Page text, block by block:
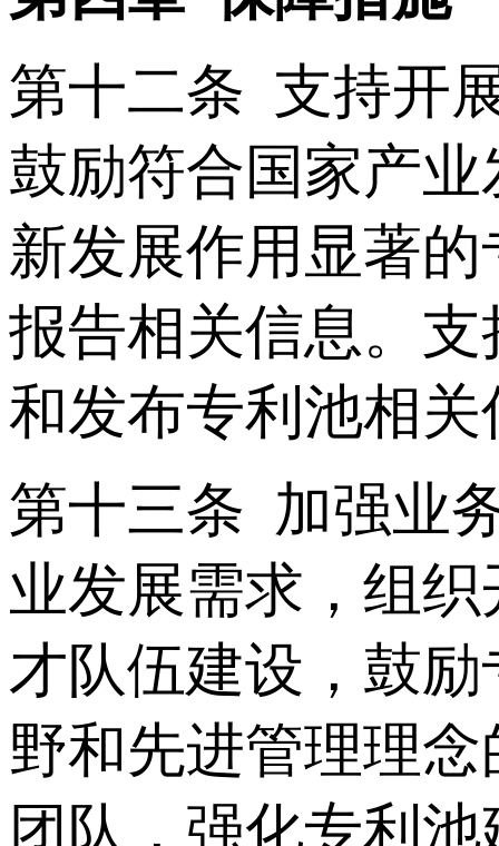
第十二条 支持开
鼓励符合国家产
新发展作用显著
报告相关信息。
和发布专利池相关
第十三条 加强业
业发展需求，组
才队伍建设，鼓
野和先进管理理
团队，强化专利